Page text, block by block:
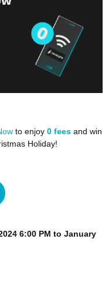
to enjoy 0 fees and win
Holiday!
6:00 PM to January